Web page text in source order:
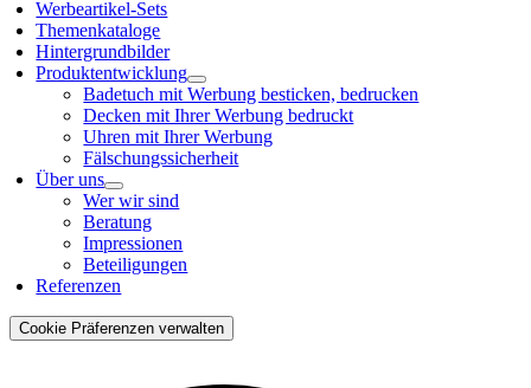
Werbeartikel-Sets
Themenkataloge
Hintergrundbilder
Produktentwicklung
Badetuch mit Werbung besticken, bedrucken
Decken mit Ihrer Werbung bedruckt
Uhren mit Ihrer Werbung
Fälschungssicherheit
Über uns
Wer wir sind
Beratung
Impressionen
Beteiligungen
Referenzen
Cookie Präferenzen verwalten